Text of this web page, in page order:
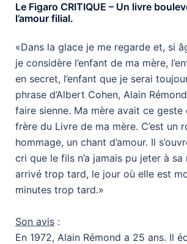
Le Figaro CRITIQUE – Un livre
l’amour filial.
«Dans la glace je me regarde et, si
je considère l’enfant de ma mère,
en secret, l’enfant que je serai
phrase d’Albert Cohen, Alain
faire sienne. Ma mère avait ce
frère du Livre de ma mère. C’est un
hommage, un chant d’amour. Il
cri que le fils n’a jamais pu jeter à sa
arrivé trop tard, le jour où elle est
minutes trop tard.»
Son avis :
En 1972, Alain Rémond a 25 ans. Il